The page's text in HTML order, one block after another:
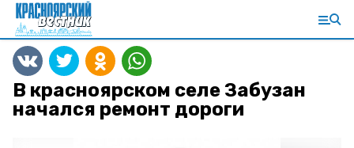
В красноярском селе Забузан
начался ремонт дороги